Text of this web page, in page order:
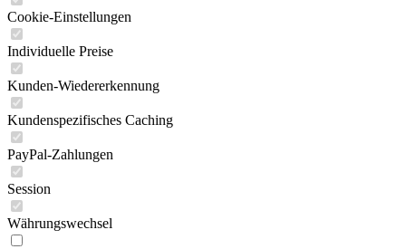
Cookie-Einstellungen
Individuelle Preise
Kunden-Wiedererkennung
Kundenspezifisches Caching
PayPal-Zahlungen
Session
Währungswechsel